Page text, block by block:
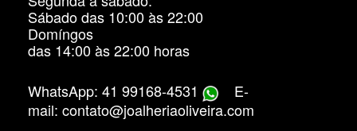
Sábado das 10:00 às 22:00
Domíngos
das 14:00 às 22:00 horas
WhatsApp: 41 99168-4531
E-
mail: contato@joalheriaoliveira.com